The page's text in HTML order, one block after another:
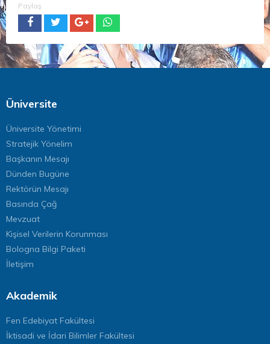
Paylaş
Üniversite
Üniversite Yönetimi
Stratejik Yönelim
Başkanın Mesajı
Dünden Bugüne
Rektörün Mesajı
Basında Çağ
Mevzuat
Kişisel Verilerin Korunması
Bologna Bilgi Paketi
İletişim
Akademik
Fen Edebiyat Fakültesi
İktisadi ve İdari Bilimler Fakültesi